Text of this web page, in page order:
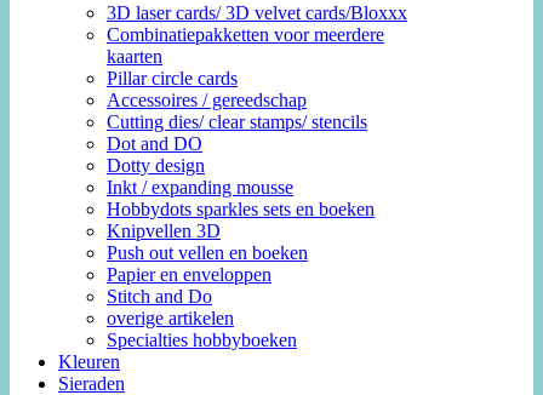
3D laser cards/ 3D velvet cards/Bloxxx
Combinatiepakketten voor meerdere
kaarten
Pillar circle cards
Accessoires / gereedschap
Cutting dies/ clear stamps/ stencils
Dot and DO
Dotty design
Inkt / expanding mousse
Hobbydots sparkles sets en boeken
Knipvellen 3D
Push out vellen en boeken
Papier en enveloppen
Stitch and Do
overige artikelen
Specialties hobbyboeken
Kleuren
Sieraden